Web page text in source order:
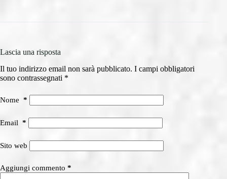
Lascia una risposta
Il tuo indirizzo email non sarà pubblicato. I campi obbligatori
sono contrassegnati *
Nome *
Email *
Sito web
Aggiungi commento *